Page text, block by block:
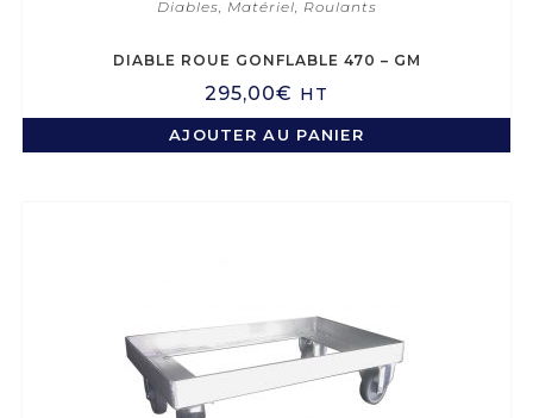
Diables, Matériel, Roulants
DIABLE ROUE GONFLABLE 470 – GM
295,00€ HT
AJOUTER AU PANIER